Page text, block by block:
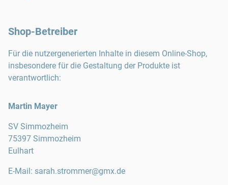
Shop-Betreiber
Für die nutzergenerierten Inhalte in diesem Online-Shop,
insbesondere für die Gestaltung der Produkte ist
verantwortlich:
Martin Mayer
SV Simmozheim
75397 Simmozheim
Eulhart
E-Mail: sarah.strommer@gmx.de